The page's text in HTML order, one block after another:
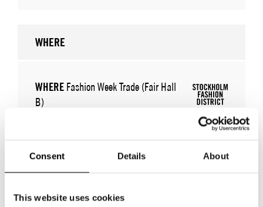
Consent Details About
This website uses cookies
WHERE
WHERE Fashion Week Trade (Fair Hall
B)
10 aug 2026 - 13 aug 2026